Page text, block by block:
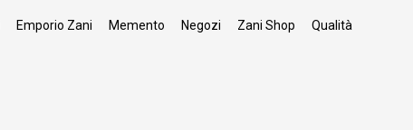
Emporio Zani Memento Negozi Zani Shop Qualità